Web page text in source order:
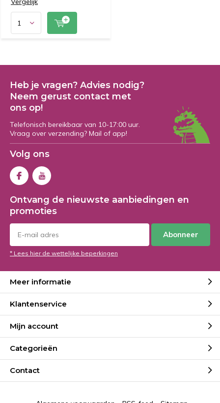
Heb je vragen? Advies nodig?
Neem gerust contact met
ons op!
Telefonisch bereikbaar van 10-17:00 uur.
Vraag over verzending? Mail of app!
Volg ons
Ontvang de nieuwste aanbiedingen en
promoties
Abonneer
* Lees hier de wettelijke beperkingen
Meer informatie
Klantenservice
Mijn account
Categorieën
Contact